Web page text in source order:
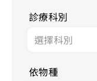
診療科別
依物種